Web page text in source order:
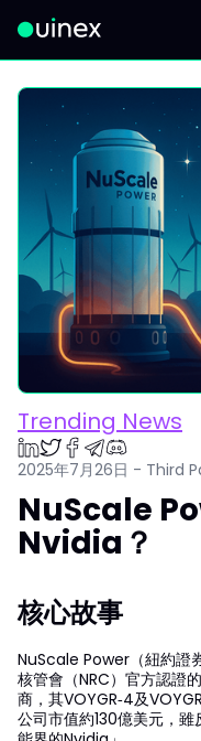
Trending News
2025年7月26日 - Third
NuScale
Nvidia？
核心故事
NuScale Power（紐約證
核管會（NRC）官方認證
商，其VOYGR‑4及
公司市值約130億美元，